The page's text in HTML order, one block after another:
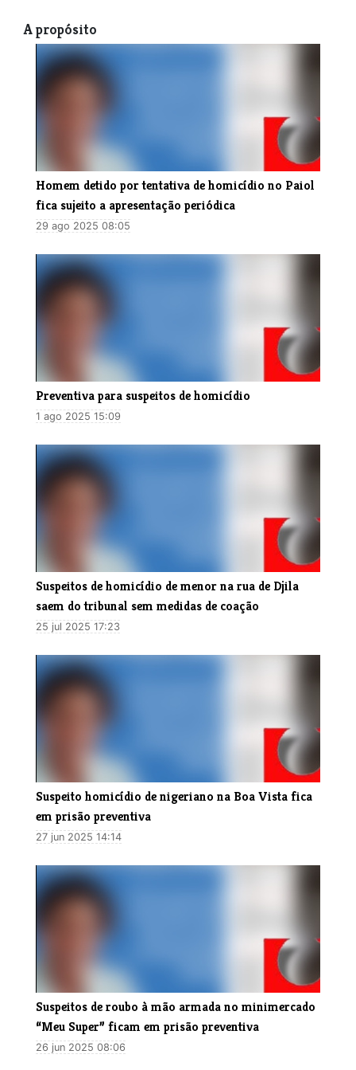
A propósito
Homem detido por tentativa de homicídio no Paiol
fica sujeito a apresentação periódica
29 ago 2025 08:05
Preventiva para suspeitos de homicídio
1 ago 2025 15:09
Suspeitos de homicídio de menor na rua de Djila
saem do tribunal sem medidas de coação
25 jul 2025 17:23
Suspeito homicídio de nigeriano na Boa Vista fica
em prisão preventiva
27 jun 2025 14:14
Suspeitos de roubo à mão armada no minimercado
“Meu Super” ficam em prisão preventiva
26 jun 2025 08:06